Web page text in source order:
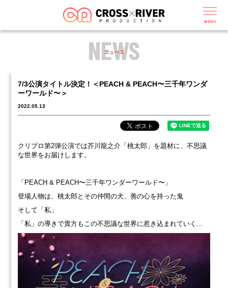
MENU
NEWS
ニュース
7/3公演タイトル決定！＜PEACH & PEACH〜三千年ワンダ
ーワールド〜＞
2022.05.13
クリプロ第2弾公演では芥川龍之介「桃太郎」を題材に、不思議
な世界をお届けします。
「PEACH & PEACH〜三千年ワンダーワールド〜」
登場人物は、桃太郎とその仲間の犬、善の心を持った鬼
そして「私」
「私」の導きで貴方もこの不思議な世界に惹き込まれていく…